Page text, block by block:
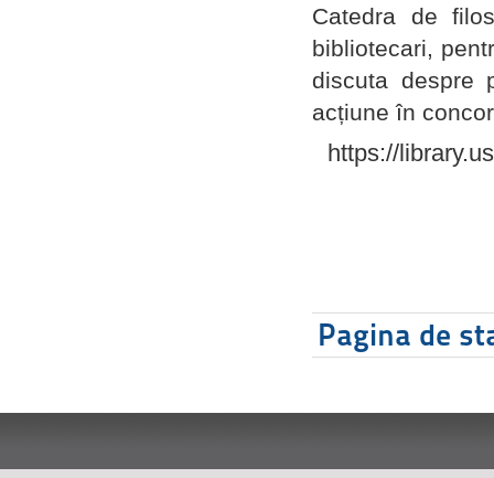
Catedra de
bibliotecari,
discuta despre
acțiune în
https://
Pagina de